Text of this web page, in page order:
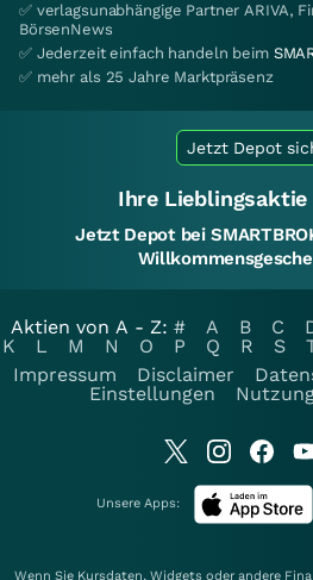
✅ verlagsunabhängige Partner ARIVA,
BörsenNews
✅ Jederzeit einfach handeln beim
✅ mehr als 25 Jahre Marktpräsenz
Jetzt Depot
Ihre Lieblingsaktie
Jetzt Depot bei
Aktien von A - Z: # A B C
K
L M N O P Q R S
Impressum
Disclaimer
Einstellungen
Unsere Apps:
Wenn Sie Kursdaten, Widgets oder andere